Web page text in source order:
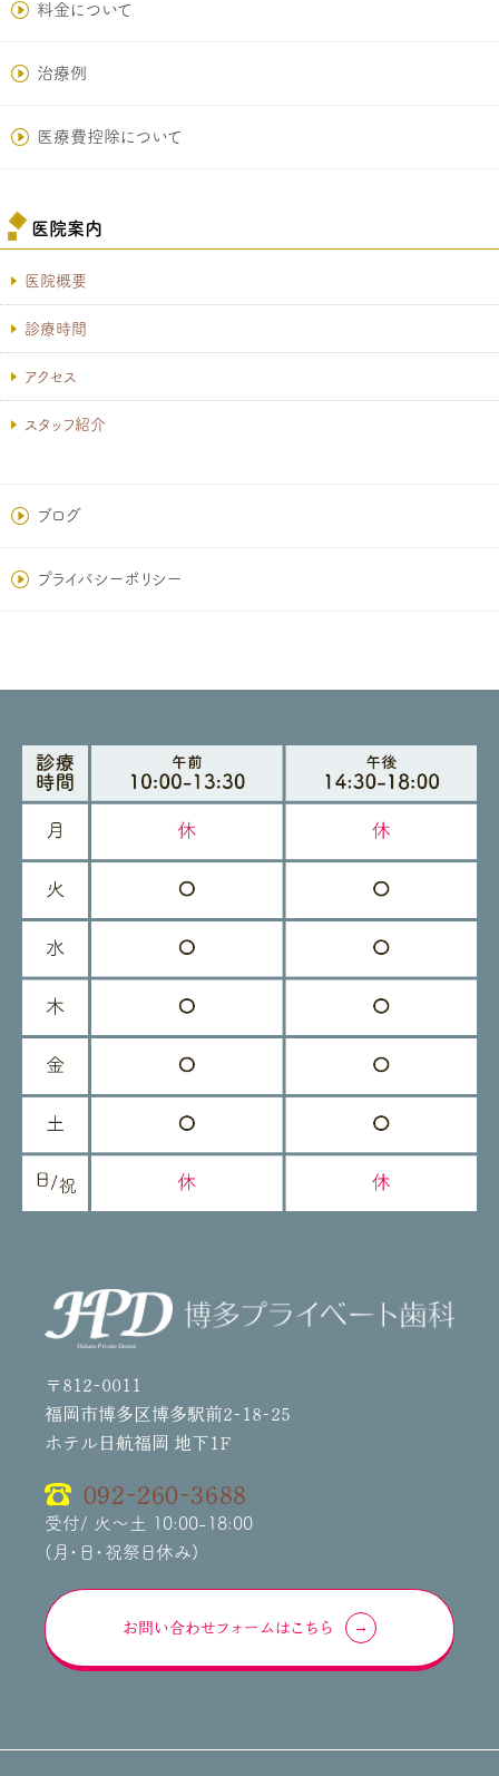
料金について
治療例
医療費控除について
医院案内
医院概要
診療時間
アクセス
スタッフ紹介
ブログ
プライバシーポリシー
〒812-0011
福岡市博多区博多駅前2-18-25
ホテル日航福岡 地下1F
092-260-3688
受付/ 火～土 10:00-18:00
(月・日・祝祭日休み)
お問い合わせフォームはこちら